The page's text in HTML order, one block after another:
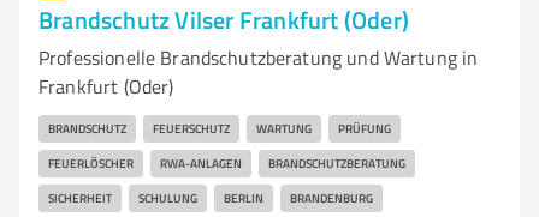
Brandschutz Vilser Frankfurt (Oder)
Professionelle Brandschutzberatung und Wartung in
Frankfurt (Oder)
BRANDSCHUTZ FEUERSCHUTZ WARTUNG PRÜFUNG
FEUERLÖSCHER RWA-ANLAGEN BRANDSCHUTZBERATUNG
SICHERHEIT SCHULUNG BERLIN BRANDENBURG